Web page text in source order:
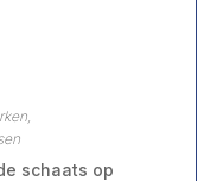
schaats op